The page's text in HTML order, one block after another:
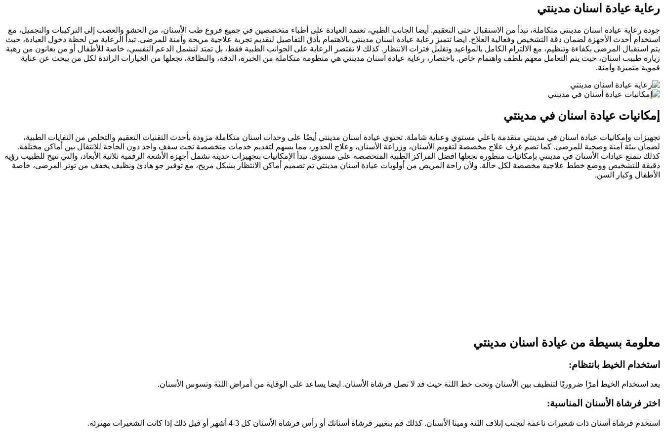
رعاية عيادة اسنان مدينتي
جودة رعاية عيادة اسنان مدينتي متكاملة، تبدأ من الاستقبال حتى التعقيم. أيضا الجانب الطبي، تعتمد العيادة على أطباء متخصصين في جميع فروع طب الأسنان، من الحشو والعصب إلى التركيبات والتجميل، مع
استخدام أحدث الأجهزة لضمان دقة التشخيص وفعالية العلاج. ايضا تتميز رعاية عيادة اسنان مدينتي بالاهتمام بأدق التفاصيل لتقديم تجربة علاجية مريحة وآمنة للمرضى. تبدأ الرعاية من لحظة دخول العيادة، حيث
يتم استقبال المرضى بكفاءة وتنظيم، مع الالتزام الكامل بالمواعيد وتقليل فترات الانتظار. كذلك لا تقتصر الرعاية على الجوانب الطبية فقط، بل تمتد لتشمل الدعم النفسي، خاصة للأطفال أو من يعانون من رهبة
زيارة طبيب اسنان، حيث يتم التعامل معهم بلطف واهتمام خاص. باختصار، رعاية عيادة اسنان مدينتي هي منظومة متكاملة من الخبرة، الدقة، والنظافة، تجعلها من الخيارات الرائدة لكل من يبحث عن عناية
فموية متميزة وآمنة.
إمكانيات عيادة اسنان في مدينتي
تجهيزات وإمكانيات عيادة اسنان في مدينتي متقدمة باعلي مستوي وعناية شاملة. تحتوي عيادة اسنان مدينتي أيضًا على وحدات اسنان متكاملة مزودة بأحدث التقنيات التعقيم والتخلص من النفايات الطبية،
لضمان بيئة آمنة وصحية للمرضى. كما تضم غرف علاج مخصصة لتقويم الأسنان، وزراعة الأسنان، وعلاج الجذور، مما يسهم لتقديم خدمات متخصصة تحت سقف واحد دون الحاجة للانتقال بين أماكن مختلفة.
كذلك تتمتع عيادات الأسنان في مدينتي بإمكانيات متطورة تجعلها افضل المراكز الطبية المتخصصة على مستوى. تبدأ الإمكانيات بتجهيزات حديثة تشمل أجهزة الأشعة الرقمية ثلاثية الأبعاد، والتي تتيح للطبيب رؤية
دقيقة للتشخيص ووضع خطط علاجية مخصصة لكل حالة. ولأن راحة المريض من أولويات عيادة اسنان مدينتي تم تصميم أماكن الانتظار بشكل مريح، مع توفير جو هادئ ونظيف يخفف من توتر المرضى، خاصة
الأطفال وكبار السن.
معلومة بسيطة من عيادة اسنان مدينتي
استخدام الخيط بانتظام:
يعد استخدام الخيط أمرًا ضروريًا لتنظيف بين الأسنان وتحت خط اللثة حيث قد لا تصل فرشاة الأسنان. ايضا يساعد على الوقاية من أمراض اللثة وتسوس الأسنان.
اختر فرشاة الأسنان المناسبة:
استخدم فرشاة أسنان ذات شعيرات ناعمة لتجنب إتلاف اللثة ومينا الأسنان. كذلك قم بتغيير فرشاة أسنانك أو رأس فرشاة الأسنان كل 3-4 أشهر أو قبل ذلك إذا كانت الشعيرات مهترئة.